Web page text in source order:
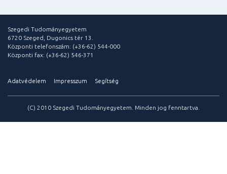
Szegedi Tudományegyetem
6720 Szeged, Dugonics tér 13.
Központi telefonszám: (+36-62) 544-000
Központi fax: (+36-62) 546-371
Adatvédelem Impresszum Segítség
(C) 2010 Szegedi Tudományegyetem. Minden jog fenntartva.